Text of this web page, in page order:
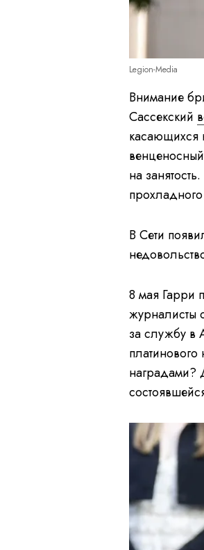
Legion-Media
Внимание
Сассекский
касающихся
на
В Сети
8 мая Гарри
журналисты
за службу в
наградами?